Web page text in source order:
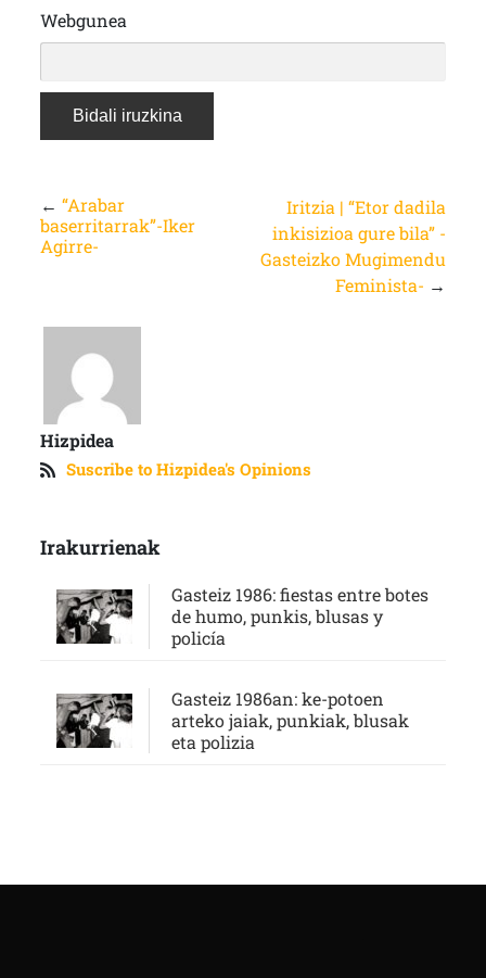
Webgunea
← “Arabar
baserritarrak”-Iker
Agirre-
Iritzia | “Etor dadila
inkisizioa gure bila” -
Gasteizko Mugimendu
Feminista- →
Hizpidea
Suscribe to Hizpidea's Opinions
Irakurrienak
Gasteiz 1986: fiestas entre botes
de humo, punkis, blusas y
policía
Gasteiz 1986an: ke-potoen
arteko jaiak, punkiak, blusak
eta polizia